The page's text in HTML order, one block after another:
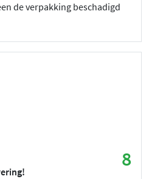
de verpakking beschadigd
8